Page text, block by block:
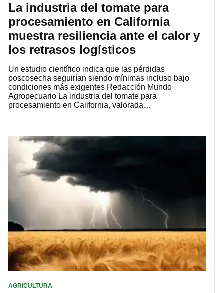
La industria del tomate para
procesamiento en California
muestra resiliencia ante el calor y
los retrasos logísticos
Un estudio científico indica que las pérdidas
poscosecha seguirían siendo mínimas incluso bajo
condiciones más exigentes Redacción Mundo
Agropecuario La industria del tomate para
procesamiento en California, valorada…
AGRICULTURA